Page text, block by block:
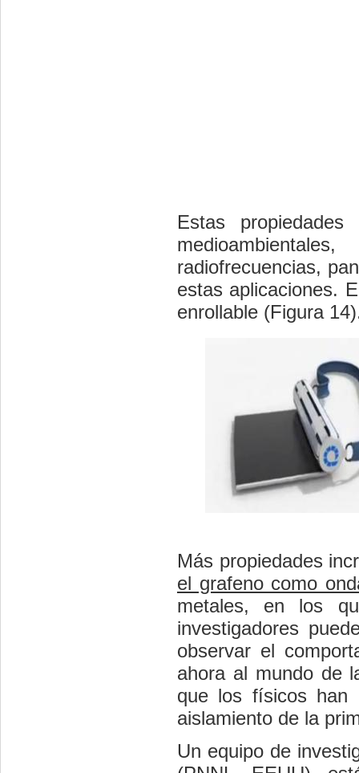
Estas
radiofrecuencias,
estas aplicaciones.
enrollable (Figura
Más propiedades
el grafeno como
metales, en los
investigadores
observar el
ahora al mundo de
que los físicos han
aislamiento de la
Un equipo de